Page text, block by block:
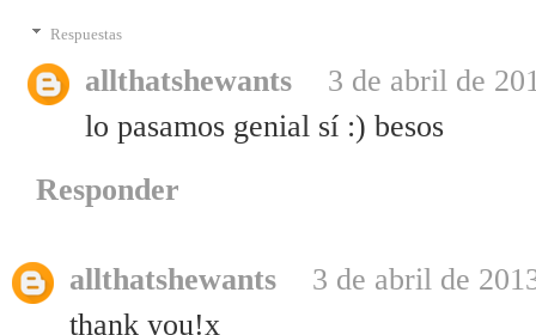
Respuestas
allthatshewants
3 de abril de
lo pasamos genial sí :) besos
Responder
allthatshewants
3 de abril de
thank you!x